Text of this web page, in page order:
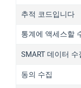
추적 코드입니다
통계에 액세스할
SMART 데이터 수
동의 수집